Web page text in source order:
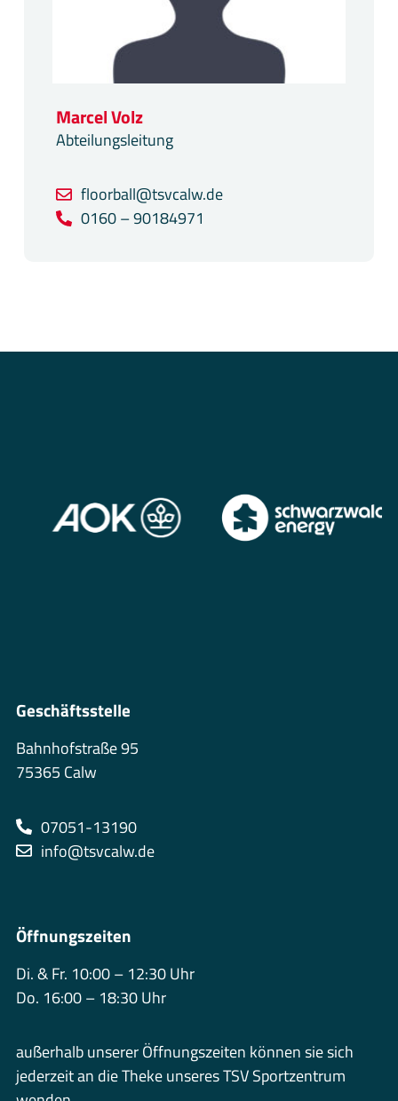
Marcel Volz
Abteilungsleitung
floorball@tsvcalw.de
0160 – 90184971
Geschäftsstelle
Bahnhofstraße 95
75365 Calw
07051-13190
info@tsvcalw.de
Öffnungszeiten
Di. & Fr. 10:00 – 12:30 Uhr
Do. 16:00 – 18:30 Uhr
außerhalb unserer Öffnungszeiten können sie sich
jederzeit an die Theke unseres TSV Sportzentrum